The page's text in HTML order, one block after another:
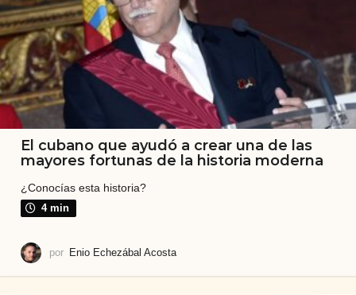
El cubano que ayudó a crear una de las
mayores fortunas de la historia moderna
¿Conocías esta historia?
4 min
por Enio Echezábal Acosta